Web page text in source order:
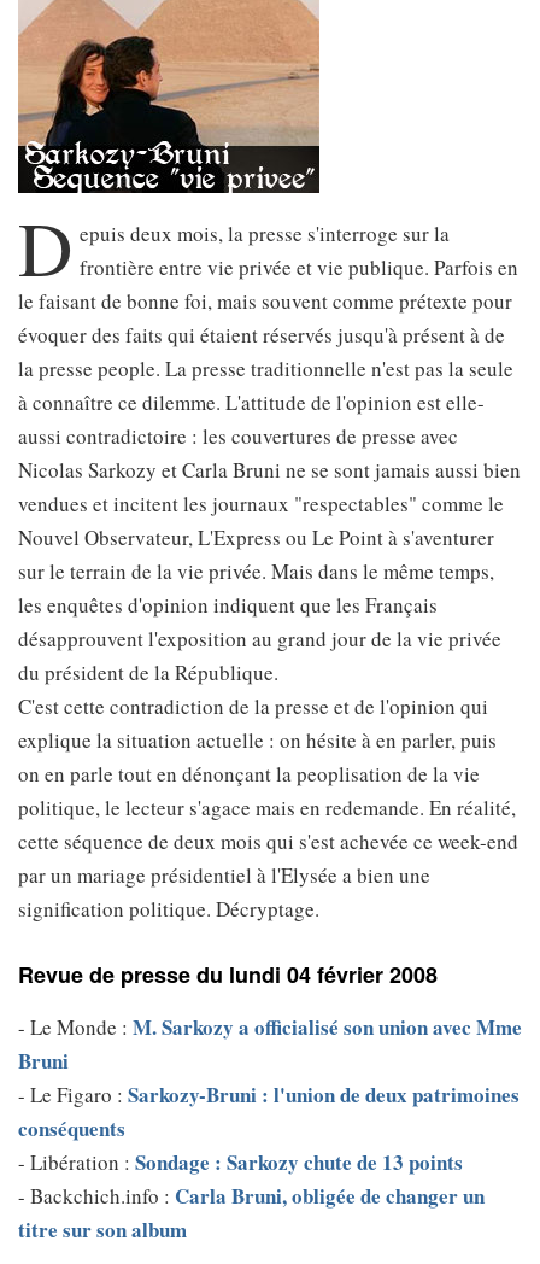
D epuis deux mois, la presse s'interroge sur la
frontière entre vie privée et vie publique. Parfois en
le faisant de bonne foi, mais souvent comme prétexte pour
évoquer des faits qui étaient réservés jusqu'à présent à de
la presse people. La presse traditionnelle n'est pas la seule
à connaître ce dilemme. L'attitude de l'opinion est elle-
aussi contradictoire : les couvertures de presse avec
Nicolas Sarkozy et Carla Bruni ne se sont jamais aussi bien
vendues et incitent les journaux "respectables" comme le
Nouvel Observateur, L'Express ou Le Point à s'aventurer
sur le terrain de la vie privée. Mais dans le même temps,
les enquêtes d'opinion indiquent que les Français
désapprouvent l'exposition au grand jour de la vie privée
du président de la République.
C'est cette contradiction de la presse et de l'opinion qui
explique la situation actuelle : on hésite à en parler, puis
on en parle tout en dénonçant la peoplisation de la vie
politique, le lecteur s'agace mais en redemande. En réalité,
cette séquence de deux mois qui s'est achevée ce week-end
par un mariage présidentiel à l'Elysée a bien une
signification politique. Décryptage.
Revue de presse du lundi 04 février 2008
- Le Monde : M. Sarkozy a officialisé son union avec Mme
Bruni
- Le Figaro : Sarkozy-Bruni : l'union de deux patrimoines
conséquents
- Libération : Sondage : Sarkozy chute de 13 points
- Backchich.info : Carla Bruni, obligée de changer un
titre sur son album